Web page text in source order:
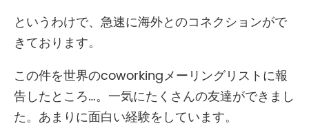
というわけで、急速に海外とのコネクションがで
きております。
この件を世界のcoworkingメーリングリストに報
告したところ…。一気にたくさんの友達ができまし
た。あまりに面白い経験をしています。